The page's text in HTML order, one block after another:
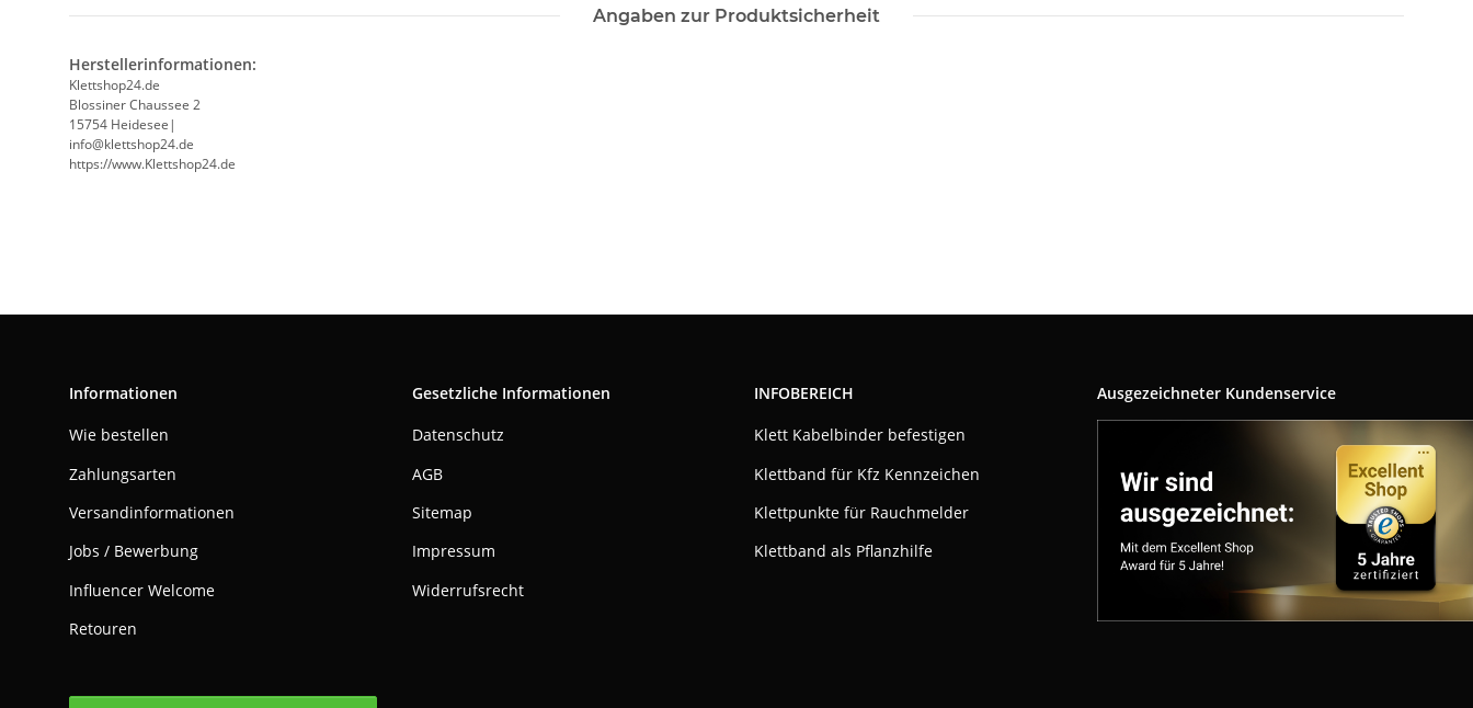
Angaben zur Produktsicherheit
Herstellerinformationen:
Klettshop24.de
Blossiner Chaussee 2
15754 Heidesee|
info@klettshop24.de
https://www.Klettshop24.de
Informationen
Wie bestellen
Zahlungsarten
Versandinformationen
Jobs / Bewerbung
Influencer Welcome
Retouren
Gesetzliche Informationen
Datenschutz
AGB
Sitemap
Impressum
Widerrufsrecht
INFOBEREICH
Klett Kabelbinder befestigen
Klettband für Kfz Kennzeichen
Klettpunkte für Rauchmelder
Klettband als Pflanzhilfe
Ausgezeichneter Kundenservice